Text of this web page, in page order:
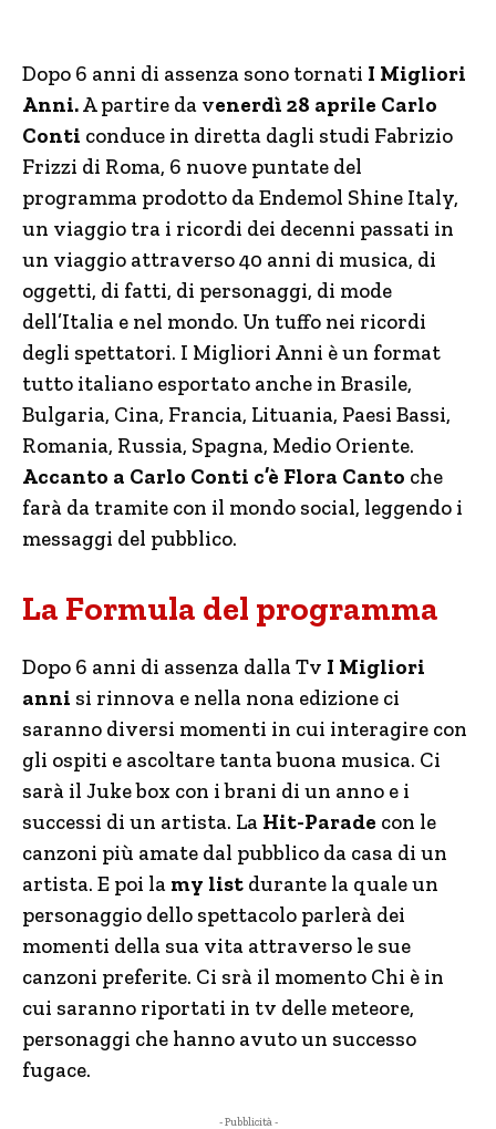
Dopo 6 anni di assenza sono tornati I Migliori
Anni.A partire da venerdì 28 aprile Carlo
Conti conduce in diretta dagli studi Fabrizio
Frizzi di Roma, 6 nuove puntate del
programma prodotto da Endemol Shine Italy,
un viaggio tra i ricordi dei decenni passati in
un viaggio attraverso 40 anni di musica, di
oggetti, di fatti, di personaggi, di mode
dell’Italia e nel mondo. Un tuffo nei ricordi
degli spettatori. I Migliori Anni è un format
tutto italiano esportato anche in Brasile,
Bulgaria, Cina, Francia, Lituania, Paesi Bassi,
Romania, Russia, Spagna, Medio Oriente.
Accanto a Carlo Conti c’è Flora Canto che
farà da tramite con il mondo social, leggendo i
messaggi del pubblico.
La Formula del programma
Dopo 6 anni di assenza dalla Tv I Migliori
anni si rinnova e nella nona edizione ci
saranno diversi momenti in cui interagire con
gli ospiti e ascoltare tanta buona musica. Ci
sarà il Juke box con i brani di un anno e i
successi di un artista. La Hit-Parade con le
canzoni più amate dal pubblico da casa di un
artista. E poi la my list durante la quale un
personaggio dello spettacolo parlerà dei
momenti della sua vita attraverso le sue
canzoni preferite. Ci srà il momento Chi è in
cui saranno riportati in tv delle meteore,
personaggi che hanno avuto un successo
fugace.
- Pubblicità -